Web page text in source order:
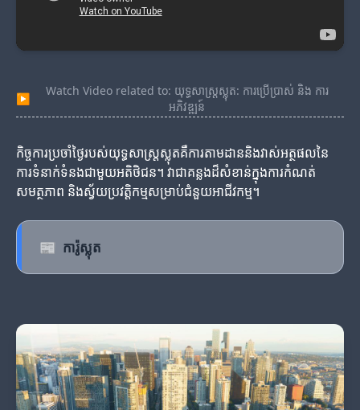
▶
Watch Video related to: យុទ្ធសាស្ត្រស្លុត: ការប្រើប្រាស់ និង ការ
អភិវឌ្ឍន៍
កិច្ចការប្រចាំថ្ងៃរបស់យុទ្ធសាស្ត្រស្លុតគឺការតាមដាននិងវាស់អត្ថផលនៃ
ការទំនាក់ទំនងជាមួយអតិថិជន។ វាជាគន្លងដ៏សំខាន់ក្នុងការកំណត់
សមត្ថភាព និងស្វ័យប្រវត្តិកម្មសម្រាប់ជំនួយអាជីវកម្ម។
📰 ការ៉ូស្លុត